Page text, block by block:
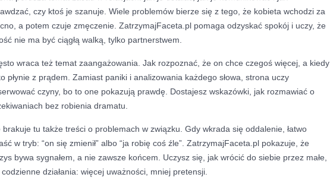
czy ktoś je szanuje. Wiele problemów bierze się z tego, że kobieta wchodzi za
a potem czuje zmęczenie. ZatrzymajFaceta.pl pomaga odzyskać spokój i uczy, że
nie ma być ciągłą walką, tylko partnerstwem.
wraca też temat zaangażowania. Jak rozpoznać, że on chce czegoś więcej, a kiedy
płynie z prądem. Zamiast paniki i analizowania każdego słowa, strona uczy
czyny, bo to one pokazują prawdę. Dostajesz wskazówki, jak rozmawiać o
bez robienia dramatu.
brakuje tu także treści o problemach w związku. Gdy wkrada się oddalenie, łatwo
w tryb: “on się zmienił” albo “ja robię coś źle”. ZatrzymajFaceta.pl pokazuje, że
bywa sygnałem, a nie zawsze końcem. Uczysz się, jak wrócić do siebie przez małe,
działania: więcej uważności, mniej pretensji.